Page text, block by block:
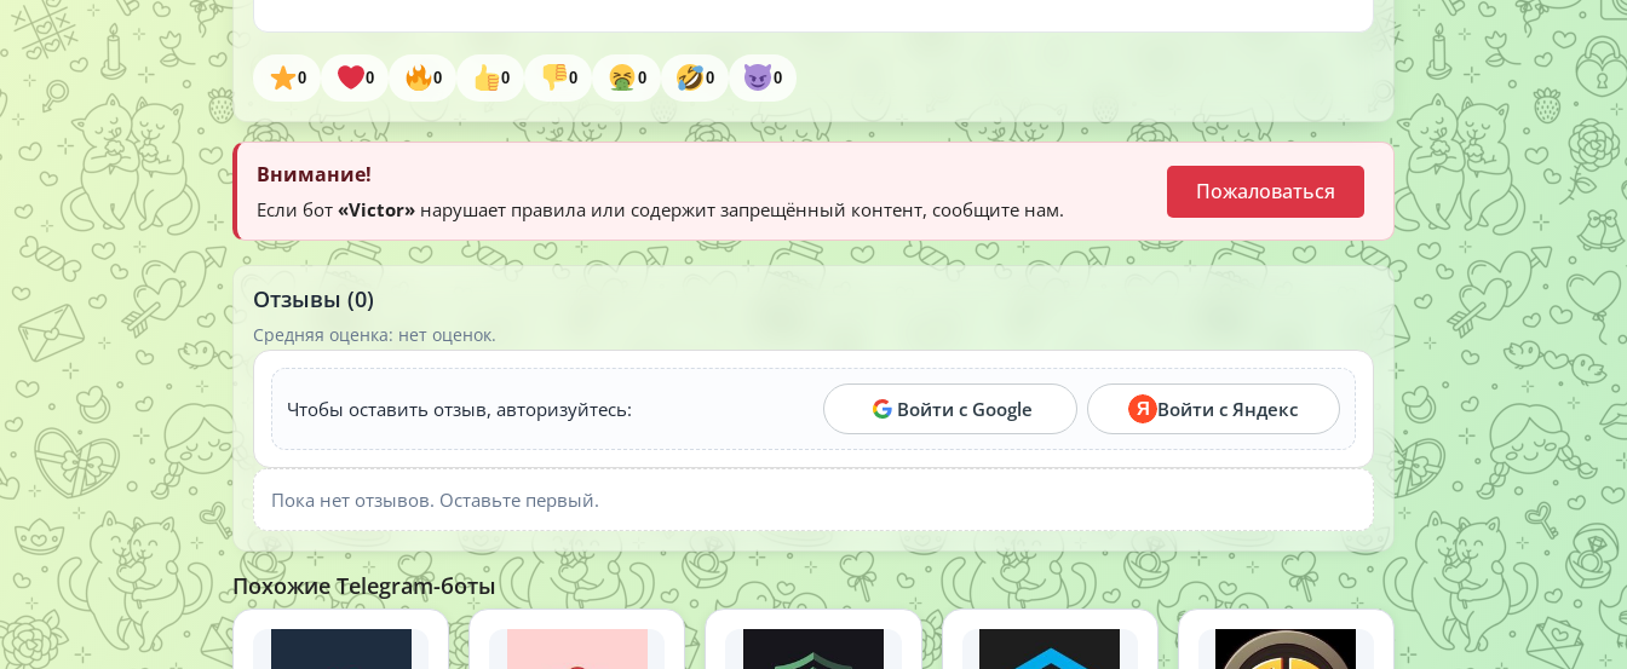
0 0 0 0 0 0 0 0
Внимание!
Если бот «Victor» нарушает правила или содержит запрещённый контент, сообщите нам.
Пожаловаться
Отзывы (0)
Средняя оценка: нет оценок.
Чтобы оставить отзыв, авторизуйтесь: Войти с Google Я Войти с Яндекс
Пока нет отзывов. Оставьте первый.
Похожие Telegram-боты